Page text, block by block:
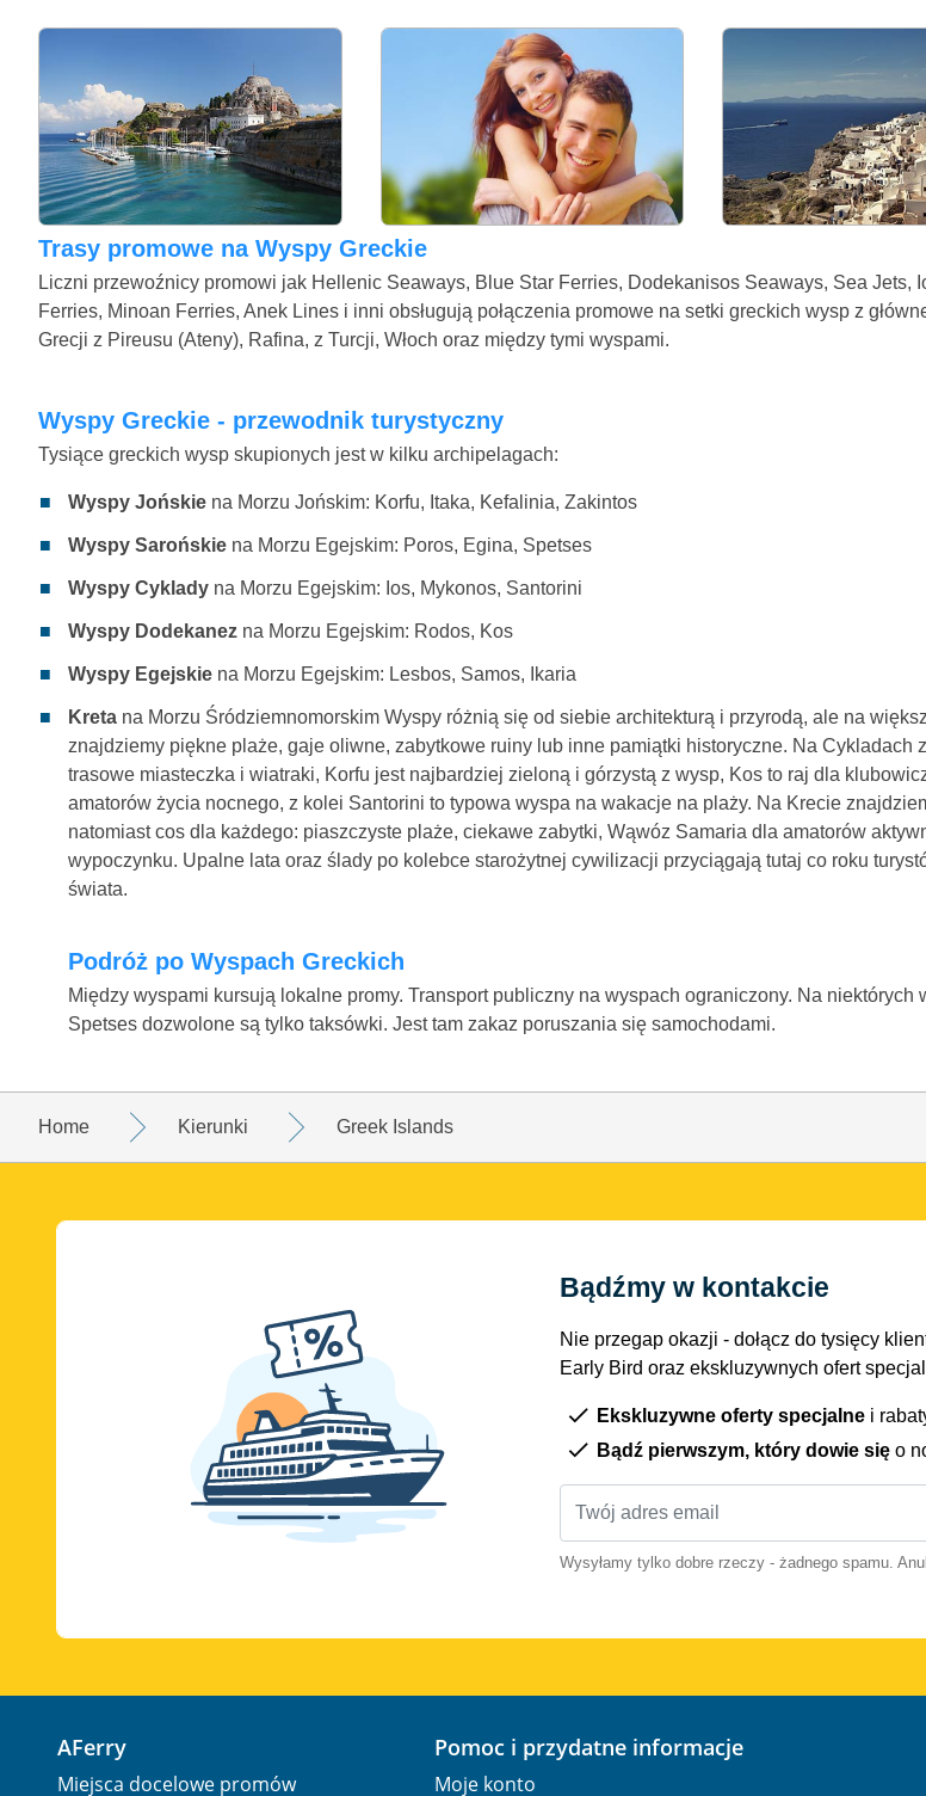
Trasy promowe na Wyspy Greckie
Liczni przewoźnicy promowi jak Hellenic Seaways, Blue Star Ferries, Dodekanisos Seaways, Sea Jets,
Ferries, Minoan Ferries, Anek Lines i inni obsługują połączenia promowe na setki greckich wysp z
Grecji z Pireusu (Ateny), Rafina, z Turcji, Włoch oraz między tymi wyspami.
Wyspy Greckie - przewodnik turystyczny
Tysiące greckich wysp skupionych jest w kilku archipelagach:
Wyspy Jońskie na Morzu Jońskim: Korfu, Itaka, Kefalinia, Zakintos
Wyspy Sarońskie na Morzu Egejskim: Poros, Egina, Spetses
Wyspy Cyklady na Morzu Egejskim: Ios, Mykonos, Santorini
Wyspy Dodekanez na Morzu Egejskim: Rodos, Kos
Wyspy Egejskie na Morzu Egejskim: Lesbos, Samos, Ikaria
Kreta na Morzu Śródziemnomorskim Wyspy różnią się od siebie architekturą i przyrodą, ale na
znajdziemy piękne plaże, gaje oliwne, zabytkowe ruiny lub inne pamiątki historyczne. Na Cykladach
trasowe miasteczka i wiatraki, Korfu jest najbardziej zieloną i górzystą z wysp, Kos to raj dla
amatorów życia nocnego, z kolei Santorini to typowa wyspa na wakacje na plaży. Na Krecie
natomiast cos dla każdego: piaszczyste plaże, ciekawe zabytki, Wąwóz Samaria dla amatorów
wypoczynku. Upalne lata oraz ślady po kolebce starożytnej cywilizacji przyciągają tutaj co roku
świata.
Podróż po Wyspach Greckich
Między wyspami kursują lokalne promy. Transport publiczny na wyspach ograniczony. Na niektórych
Spetses dozwolone są tylko taksówki. Jest tam zakaz poruszania się samochodami.
Home Kierunki Greek Islands
Bądźmy w kontakcie
Nie przegap okazji - dołącz do tysięcy
Early Bird oraz ekskluzywnych ofert
Ekskluzywne oferty specjalne i
Bądź pierwszym, który dowie się o
Wysyłamy tylko dobre rzeczy - żadnego spamu.
AFerry
Miejsca docelowe promów
Pomoc i przydatne informacje
Moje konto